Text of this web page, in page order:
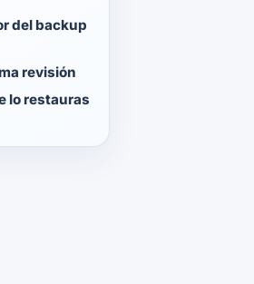
del backup
revisión
lo restauras